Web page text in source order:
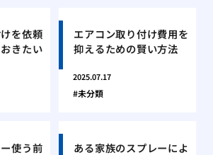
を依頼
きたい
エアコン取り付け費用を
抑えるための賢い方法
2025.07.17
未分類
使う前
ある家族のスプレーによ